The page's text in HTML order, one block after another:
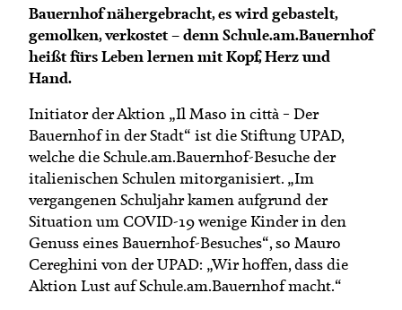
Bauernhof nähergebracht, es wird gebastelt,
gemolken, verkostet – denn Schule.am.Bauernhof
heißt fürs Leben lernen mit Kopf, Herz und
Hand.
Initiator der Aktion „Il Maso in città – Der
Bauernhof in der Stadt“ ist die Stiftung UPAD,
welche die Schule.am.Bauernhof-Besuche der
italienischen Schulen mitorganisiert. „Im
vergangenen Schuljahr kamen aufgrund der
Situation um COVID-19 wenige Kinder in den
Genuss eines Bauernhof-Besuches“, so Mauro
Cereghini von der UPAD: „Wir hoffen, dass die
Aktion Lust auf Schule.am.Bauernhof macht.“